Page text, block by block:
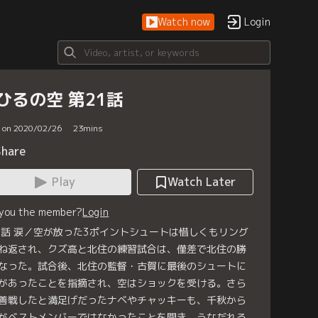
Watch now Login
るの空 第21話
on 2020/02/26 23mins
Play
Watch Later
the member?Login
涙／空が放った3ポイントシュートは惜しくもリング
返され、クズ高と北住の練習試合は、僅差で北住の勝
った。試合後、北住の監督・古賀に最後のシュートに
あったことを指摘され、空はショックを受ける。さら
戦したと満足げだったナベやチャッキーも、千秋から